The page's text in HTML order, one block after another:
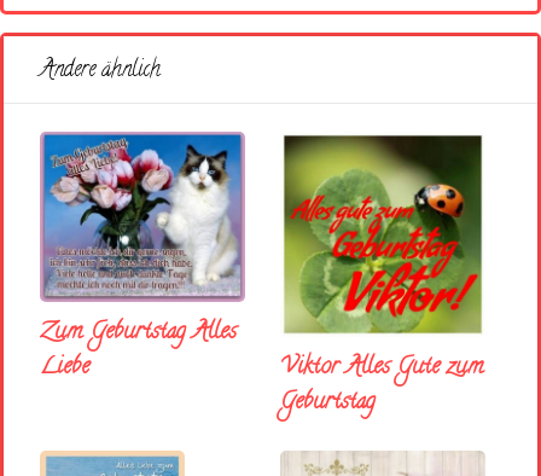
Andere ähnlich
Zum Geburtstag Alles
Liebe
Viktor Alles Gute zum
Geburtstag